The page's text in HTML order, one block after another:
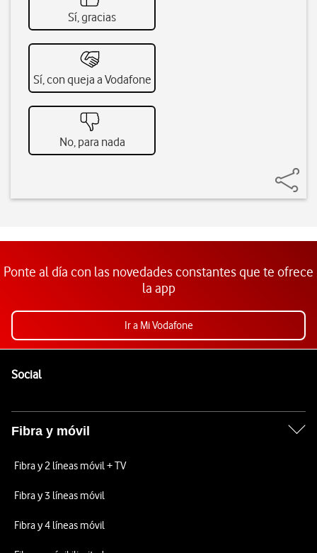
Sí, gracias
Sí, con queja a Vodafone
No, para nada
Ponte al día con las novedades constantes que te ofrece
la app
Ir a Mi Vodafone
SocialEnlaces a las redes sociales de Vodafone
Fibra y móvil
Fibra y 2 líneas móvil + TV
Fibra y 3 líneas móvil
Fibra y 4 líneas móvil